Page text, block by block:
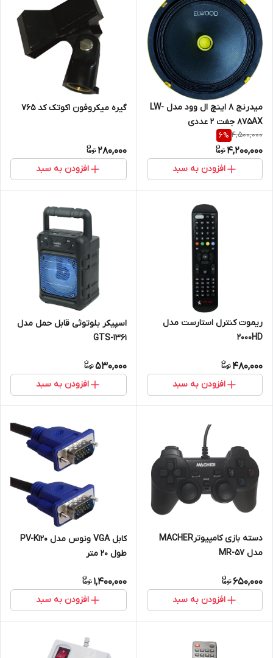
میدرنج ۸ اینچ ال وود مدل LW-
875AX جفت ۲ عددی
4,500,000
6%
4,200,000
افزودن به سبد
گیره میکروفون اکوتک کد 765
280,000
افزودن به سبد
ریموت کنترل استارست مدل
2000HD
480,000
افزودن به سبد
اسپیکر بلوتوثی قابل حمل مدل
GTS-1361
530,000
افزودن به سبد
دسته بازی کامپیوترMACHER
مدل MR-57
650,000
افزودن به سبد
کابل VGA ونوس مدل PV-K120
طول 20 متر
1,400,000
افزودن به سبد